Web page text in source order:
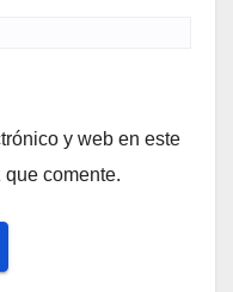
y web en este
comente.